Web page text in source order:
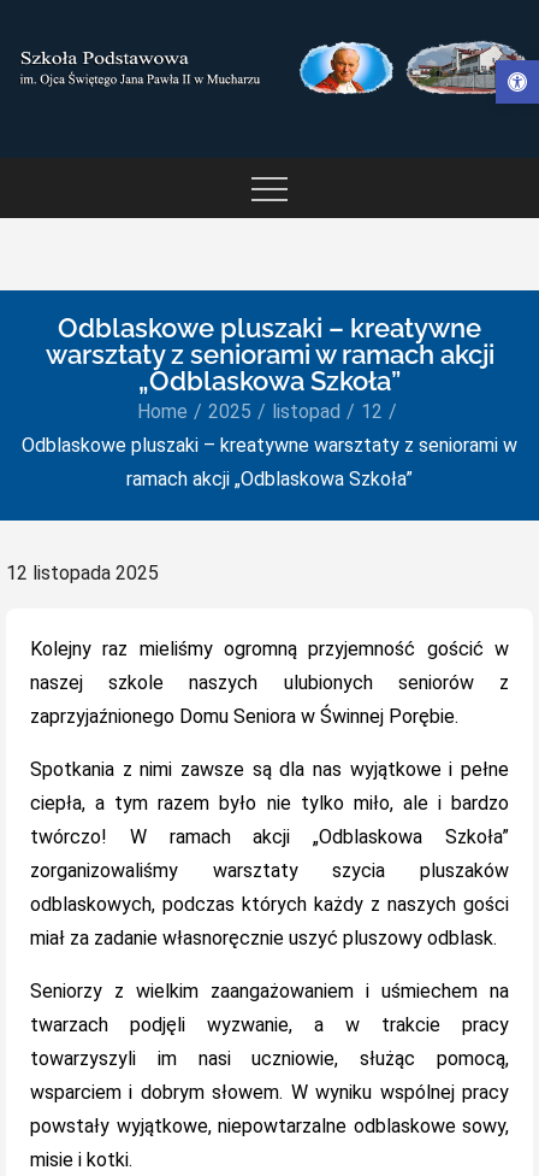
Otwórz pasek narzędzi
content
OJCA ŚWIĘTEGO JANA
Odblaskowe pluszaki – kreatywne
warsztaty z seniorami w ramach akcji
„Odblaskowa Szkoła”
Home 2025 listopad
12
Odblaskowe pluszaki – kreatywne warsztaty z seniorami w
ramach akcji „Odblaskowa Szkoła”
Posted
12 listopada 2025
Kolejny raz mieliśmy ogromną przyjemność gościć w
naszej szkole naszych ulubionych seniorów z
zaprzyjaźnionego Domu Seniora w Świnnej Porębie.
Spotkania z nimi zawsze są dla nas wyjątkowe i pełne
ciepła, a tym razem było nie tylko miło, ale i bardzo
twórczo! W ramach akcji „Odblaskowa Szkoła”
zorganizowaliśmy warsztaty szycia pluszaków
odblaskowych, podczas których każdy z naszych gości
miał za zadanie własnoręcznie uszyć pluszowy odblask.
Seniorzy z wielkim zaangażowaniem i uśmiechem na
twarzach podjęli wyzwanie, a w trakcie pracy
towarzyszyli im nasi uczniowie, służąc pomocą,
wsparciem i dobrym słowem. W wyniku wspólnej pracy
powstały wyjątkowe, niepowtarzalne odblaskowe sowy,
misie i kotki.